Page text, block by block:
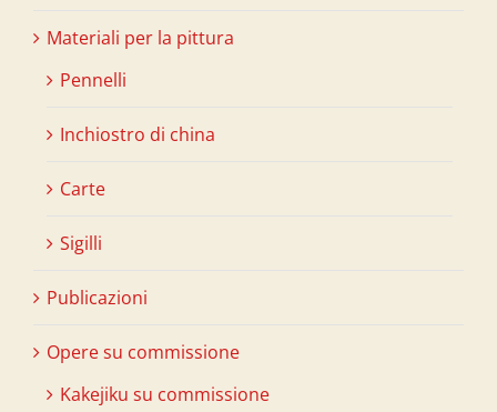
Materiali per la pittura
Pennelli
Inchiostro di china
Carte
Sigilli
Publicazioni
Opere su commissione
Kakejiku su commissione